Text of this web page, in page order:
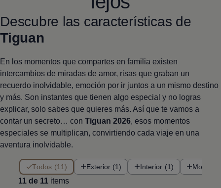
Descubre las características de
Tiguan
En los momentos que compartes en familia existen
intercambios de miradas de amor, risas que graban un
recuerdo inolvidable, emoción por ir juntos a un mismo destino
y más. Son instantes que tienen algo especial y no logras
explicar, solo sabes que quieres más. Así que te vamos a
contar un secreto… con Tiguan 2026, esos momentos
especiales se multiplican, convirtiendo cada viaje en una
aventura inolvidable.
Todos (11) Exterior (1) Interior (1)
11 de 11 items
11 de 11 items